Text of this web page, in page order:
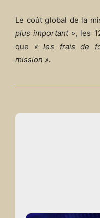
Le coût global de la
plus important », les
que « les frais de
mission ».